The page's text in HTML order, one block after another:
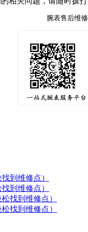
腕表售后维
到维修点）
到维修点）
找到维修点）
找到维修点）